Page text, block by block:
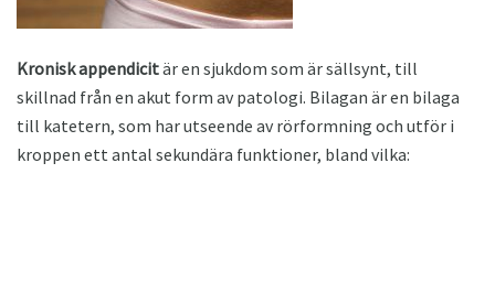
Kronisk appendicitär en sjukdom som är sällsynt, till
skillnad från en akut form av patologi. Bilagan är en bilaga
till katetern, som har utseende av rörformning och utför i
kroppen ett antal sekundära funktioner, bland vilka: